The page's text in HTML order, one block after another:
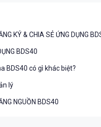
KÝ & CHIA SẺ ỨNG DỤNG
BDS40
BDS40 có gì khác biệt?
lý
NGUỒN BDS40